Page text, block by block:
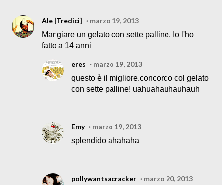
Ale [Tredici]
marzo 19, 2013
Mangiare un gelato con sette palline. Io l'ho
fatto a 14 anni
eres
marzo 19, 2013
questo è il migliore.concordo col gelato
con sette palline! uahuahauhauhauh
Emy
marzo 19, 2013
splendido ahahaha
pollywantsacracker
marzo 20, 2013